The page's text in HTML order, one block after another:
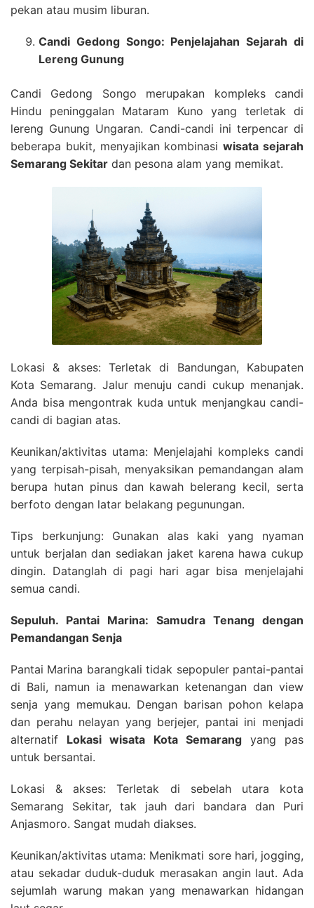
pekan atau musim liburan.
Candi Gedong Songo: Penjelajahan Sejarah di
Lereng Gunung
Candi Gedong Songo merupakan kompleks candi
Hindu peninggalan Mataram Kuno yang terletak di
lereng Gunung Ungaran. Candi-candi ini terpencar di
beberapa bukit, menyajikan kombinasiwisata sejarah
Semarang Sekitar dan pesona alam yang memikat.
Lokasi & akses: Terletak di Bandungan, Kabupaten
Kota Semarang. Jalur menuju candi cukup menanjak.
Anda bisa mengontrak kuda untuk menjangkau candi-
candi di bagian atas.
Keunikan/aktivitas utama: Menjelajahi kompleks candi
yang terpisah-pisah, menyaksikan pemandangan alam
berupa hutan pinus dan kawah belerang kecil, serta
berfoto dengan latar belakang pegunungan.
Tips berkunjung: Gunakan alas kaki yang nyaman
untuk berjalan dan sediakan jaket karena hawa cukup
dingin. Datanglah di pagi hari agar bisa menjelajahi
semua candi.
Sepuluh. Pantai Marina: Samudra Tenang dengan
Pemandangan Senja
Pantai Marina barangkali tidak sepopuler pantai-pantai
di Bali, namun ia menawarkan ketenangan dan view
senja yang memukau. Dengan barisan pohon kelapa
dan perahu nelayan yang berjejer, pantai ini menjadi
alternatif Lokasi wisata Kota Semarangyang pas
untuk bersantai.
Lokasi & akses: Terletak di sebelah utara kota
Semarang Sekitar, tak jauh dari bandara dan Puri
Anjasmoro. Sangat mudah diakses.
Keunikan/aktivitas utama: Menikmati sore hari, jogging,
atau sekadar duduk-duduk merasakan angin laut. Ada
sejumlah warung makan yang menawarkan hidangan